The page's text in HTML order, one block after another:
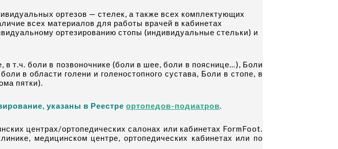
ортезов — стелек, а также всех комплектующих
всех материалов для работы врачей в кабинетах
ортезированию стопы (индивидуальные стельки) и
в т.ч. боли в позвоночнике (боли в шее, боли в пояснице…), Боли
в области голени и голеностопного сустава, Боли в стопе, в
пятки).
указаны в Реестре ортопедов-подиатров.
центрах/ортопедических салонах или кабинетах FormFoot.
медицинском центре, ортопедических кабинетах или по